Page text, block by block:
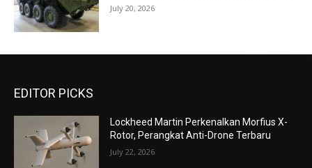
July 20, 2026
EDITOR PICKS
Lockheed Martin Perkenalkan Morfius X-
Rotor, Perangkat Anti-Drone Terbaru
July 22, 2026